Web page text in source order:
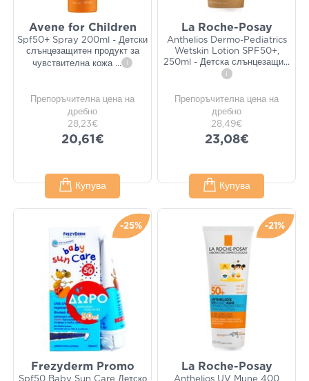
Avene for Children
Spf50+ Spray 200ml - Детски
слънцезащитен продукт за
чувствителна кожа ... i
Препоръчителна цена на
дребно
28,23€
20,61€
Купува
La Roche-Posay
Anthelios Dermo-Pediatrics
Wetskin Lotion SPF50+,
250ml - Детска слънцезащи...
i
Препоръчителна цена на
дребно
28,49€
23,08€
Купува
-25%
Frezyderm Promo
-21%
La Roche-Posay